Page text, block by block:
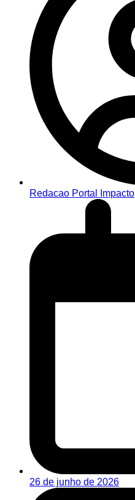
Redacao Portal Impacto
26 de junho de 2026